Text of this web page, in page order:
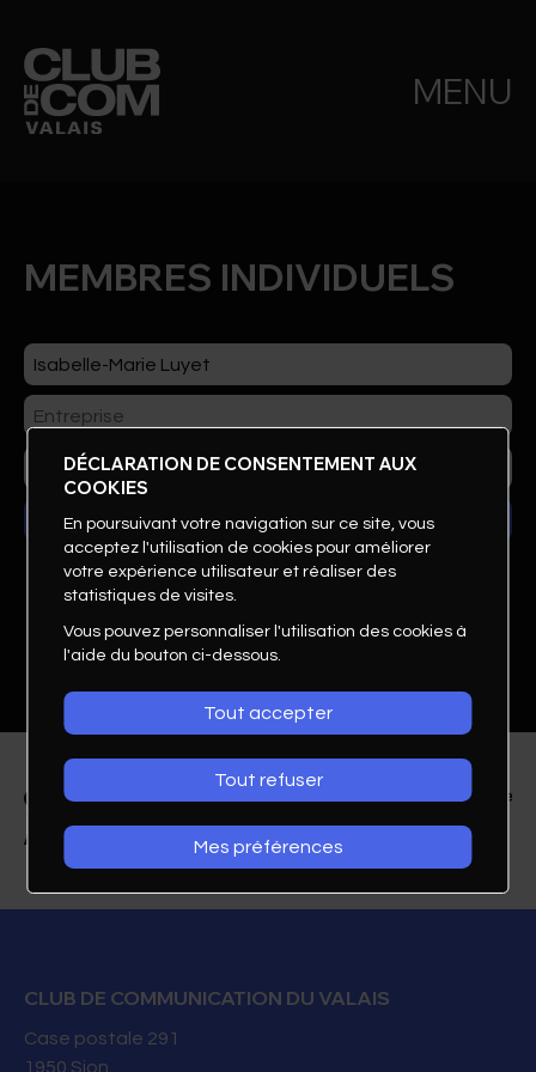
MENU
MEMBRES INDIVIDUELS
Isabelle-Marie Luyet
CLUB DE COMMUNICATION DU VALAIS
Case postale 291
1950 Sion
DÉCLARATION DE CONSENTEMENT AUX
COOKIES
En poursuivant votre navigation sur ce site, vous
acceptez l'utilisation de cookies pour améliorer
votre expérience utilisateur et réaliser des
statistiques de visites.
Vous pouvez personnaliser l'utilisation des cookies à
l'aide du bouton ci-dessous.
Tout accepter
Tout refuser
Mes préférences